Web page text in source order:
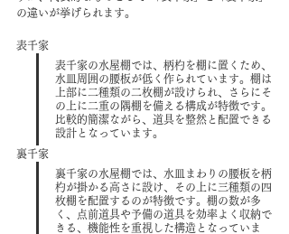
の違いが挙げられます。​
表千家
表千家の水屋棚では、柄杓を棚に置くため、
水皿周囲の腰板が低く作られています。棚は
上部に二種類の二枚棚が設けられ、さらにそ
の上に二重の隅棚を備える構成が特徴です。
比較的簡潔ながら、道具を整然と配置できる
設計となっています。
裏千家
裏千家の水屋棚では、水皿まわりの腰板を柄
杓が掛かる高さに設け、その上に三種類の四
枚棚を配置するのが特徴です。棚の数が多
く、点前道具や予備の道具を効率よく収納で
きる、機能性を重視した構造となっていま